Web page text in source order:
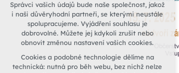
marketingová cookies (Google)
Více informací o cookies na našem webu
Správci vašich údajů bude naše společnost, jakož
i naši důvěryhodní partneři, se kterými neustále
spolupracujeme. Vyjádření souhlasu je
dobrovolné. Můžete jej kdykoli zrušit nebo
obnovit změnou nastavení vašich cookies.
Cookies a podobné technologie dělíme na
technická: nutná pro běh webu, bez nichž nelze